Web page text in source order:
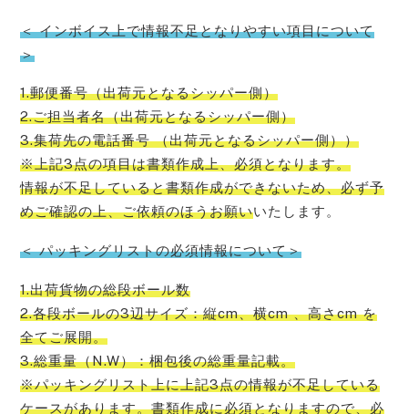
＜ インボイス上で情報不足となりやすい項目について
＞
1.郵便番号（出荷元となるシッパー側）
2.ご担当者名（出荷元となるシッパー側）
3.集荷先の電話番号 （出荷元となるシッパー側））
※上記3点の項目は書類作成上、必須となります。
情報が不足していると書類作成ができないため、必ず予
めご確認の上、ご依頼のほうお願いいたします。
＜ パッキングリストの必須情報について＞
1.出荷貨物の総段ボール数
2.各段ボールの3辺サイズ：縦cm、横cm 、高さcm を
全てご展開。
3.総重量（N.W）：梱包後の総重量記載。
※パッキングリスト上に上記3点の情報が不足している
ケースがあります。書類作成に必須となりますので、必